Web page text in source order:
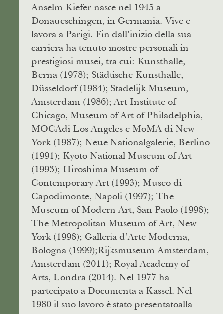
Anselm Kiefer nasce nel 1945 a
Donaueschingen, in Germania. Vive e
lavora a Parigi. Fin dall’inizio della sua
carriera ha tenuto mostre personali in
prestigiosi musei, tra cui: Kunsthalle,
Berna (1978); Städtische Kunsthalle,
Düsseldorf (1984); Stadelijk Museum,
Amsterdam (1986); Art Institute of
Chicago, Museum of Art of Philadelphia,
MOCAdi Los Angeles e MoMA di New
York (1987); Neue Nationalgalerie, Berlino
(1991); Kyoto National Museum of Art
(1993); Hiroshima Museum of
Contemporary Art (1993); Museo di
Capodimonte, Napoli (1997); The
Museum of Modern Art, San Paolo (1998);
The Metropolitan Museum of Art, New
York (1998); Galleria d’Arte Moderna,
Bologna (1999);Rijksmuseum Amsterdam,
Amsterdam (2011); Royal Academy of
Arts, Londra (2014). Nel 1977 ha
partecipato a Documenta a Kassel. Nel
1980 il suo lavoro è stato presentatoalla